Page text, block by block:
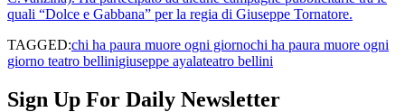
quali “Dolce e Gabbana” per la regia di Giuseppe Tornatore.
TAGGED:chi ha paura muore ogni giornochi ha paura muore ogni
giorno teatro bellinigiuseppe ayalateatro bellini
Sign Up For Daily Newsletter